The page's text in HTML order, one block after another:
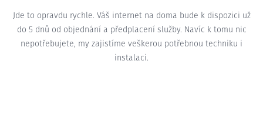
Jde to opravdu rychle. Váš internet na doma bude k dispozici už
do 5 dnů od objednání a předplacení služby. Navíc k tomu nic
nepotřebujete, my zajistíme veškerou potřebnou techniku i
instalaci.